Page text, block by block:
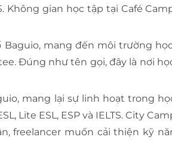
Không gian học tập tại Café
Baguio, mang đến môi trường
Đúng như tên gọi, đây là nơi
mang lại sự linh hoạt trong
Lite ESL, ESP và IELTS. City
freelancer muốn cải thiện kỹ